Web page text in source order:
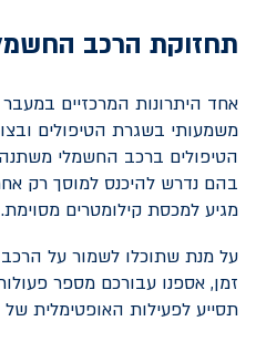
תחזוקת הרכב
אחד היתרונות המרכזיים
משמעותי בשגרת הטיפולים
הטיפולים ברכב החשמלי משתנה
בהם נדרש להיכנס למוסך רק
מגיע למכסת קילומטרים מסוימת.
על מנת שתוכלו לשמור על הרכב
זמן, אספנו עבורכם מספר
תסייע לפעילות האופטימלית